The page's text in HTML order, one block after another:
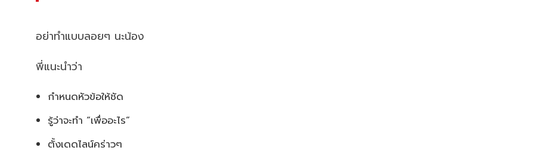
อย่าทำแบบลอยๆ นะน้อง
พี่แนะนำว่า
กำหนดหัวข้อให้ชัด
รู้ว่าจะทำ “เพื่ออะไร”
ตั้งเดดไลน์คร่าวๆ